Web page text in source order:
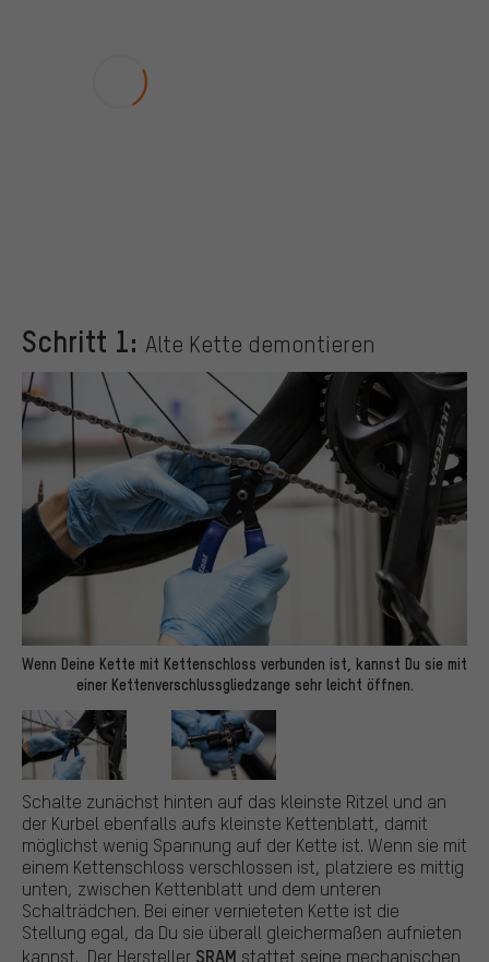
Schritt 1: Alte Kette demontieren
Wenn Deine Kette mit Kettenschloss verbunden ist, kannst Du sie mit
einer Kettenverschlussgliedzange sehr leicht öffnen.
Schalte zunächst hinten auf das kleinste Ritzel und an
der Kurbel ebenfalls aufs kleinste Kettenblatt, damit
möglichst wenig Spannung auf der Kette ist. Wenn sie mit
einem Kettenschloss verschlossen ist, platziere es mittig
unten, zwischen Kettenblatt und dem unteren
Schalträdchen. Bei einer vernieteten Kette ist die
Stellung egal, da Du sie überall gleichermaßen aufnieten
kannst. Der Hersteller SRAM stattet seine mechanischen